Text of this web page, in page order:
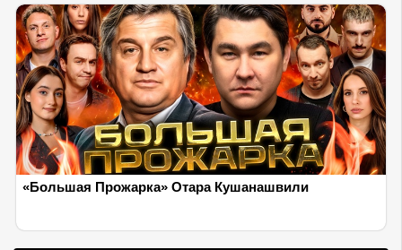
«Большая Прожарка» Отара Кушанашвили